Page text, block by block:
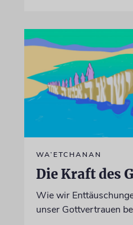
WA’ETCHANAN
Die Kraft des
Wie wir
unser Gottvertrauen